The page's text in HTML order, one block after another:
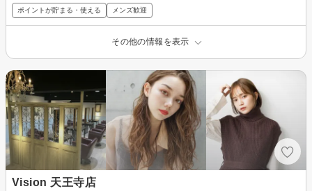
ポイントが貯まる・使える メンズ歓迎
その他の情報を表示
Vision 天王寺店